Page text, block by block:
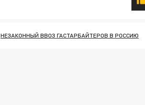
НЕЗАКОННЫЙ ВВОЗ ГАСТАРБАЙТЕРОВ В РОССИЮ